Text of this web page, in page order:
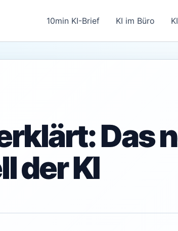
10min KI-Brief KI im Büro
Das
der KI